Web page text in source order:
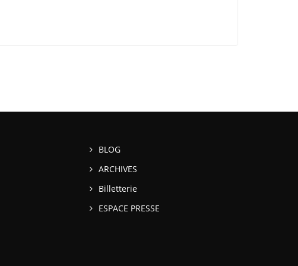
BLOG
ARCHIVES
Billetterie
ESPACE PRESSE